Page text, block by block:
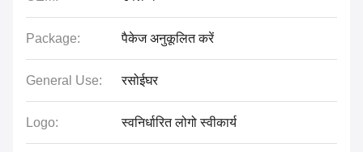
Package: पैकेज अनुकूलित करें
General Use: रसोईघर
Logo: स्वनिर्धारित लोगो स्वीकार्य